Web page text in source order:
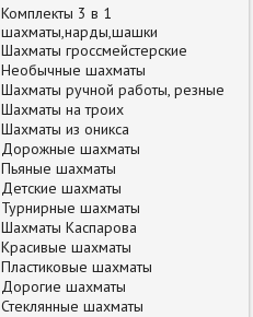
Комплекты 3 в 1
шахматы,нарды,шашки
Шахматы гроссмейстерские
Необычные шахматы
Шахматы ручной работы, резные
Шахматы на троих
Шахматы из оникса
Дорожные шахматы
Пьяные шахматы
Детские шахматы
Турнирные шахматы
Шахматы Каспарова
Красивые шахматы
Пластиковые шахматы
Дорогие шахматы
Стеклянные шахматы